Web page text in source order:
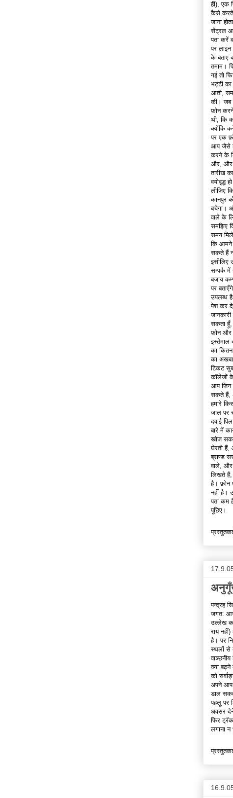
ही), एक
कैसे करते
जाना
सेंट्रल
पता करें
पर
के बताए
तमाम।
गई तो
भट्टी
आती,
की। जब
फ़ोन
थी, कि
क्योंकि
पर एक
आप जैसे
करने के
और, और
तारीख
वयोवृद्ध
लीजिए
कानपुर
बचेगा।
वाले के
समझिए
समय
कि आमने
सकते हैं
इसीलिए
सम्पर्क
बजाय
पर
उपलब्ध
पेश कर
सकता हूँ,
फ़ोन और
इस्तेमाल
का
का
टिकट
कॉलेजों
आप जिन
सकते हैं,
हमारे
जाल पर
दवाई
बारे में
खोज
घेरती हैं,
ब्राण्ड
वाले,
लिखते
है। फ़ोन
नहीं है।
पता कम
पूछिए।
पन्द्रह
जगत: आगे
उल्लेख
राय
है। पर
स्थलों से
क्या बढ़ने
को
अपने आप
डाल
पहलू पर
अवसर
फिर
लगाना न